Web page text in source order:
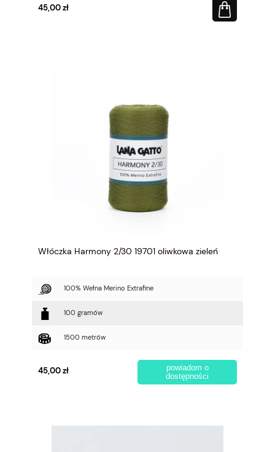
45,00 zł
Włóczka Harmony 2/30 19701 oliwkowa zieleń
100% Wełna Merino Extrafine
100 gramów
1500 metrów
45,00 zł
powiadom o
dostępności